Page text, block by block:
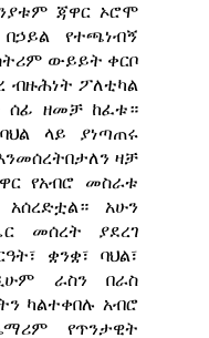
ጃዋር ኦሮሞ
የተጫነብኝ
ውይይት ቀርቦ
ብዙሕነት ፖለቲካል
ሰፊ ዘመቻ ከፈቱ።
ላይ ያነጣጠሩ
ዛቻ
የአብሮ መስራቱ
አሁን
መሰረት ያደረገ
ቋንቋ፣ ባህል፣
ራስን በራስ
ካልተቀበሉ አብሮ
የጥንታዊት